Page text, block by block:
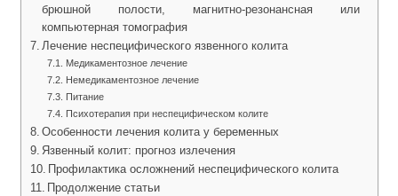
брюшной полости, магнитно-резонансная или
компьютерная томография
Лечение неспецифического язвенного колита
Медикаментозное лечение
Немедикаментозное лечение
Питание
Психотерапия при неспецифическом колите
Особенности лечения колита у беременных
Язвенный колит: прогноз излечения
Профилактика осложнений неспецифического колита
Продолжение статьи